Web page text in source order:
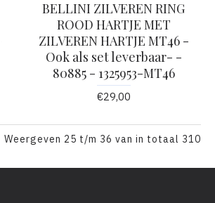
BELLINI ZILVEREN RING
ROOD HARTJE MET
ZILVEREN HARTJE MT46 -
Ook als set leverbaar- -
80885 - 1325953-MT46
€29,00
Weergeven 25 t/m 36 van in totaal 310